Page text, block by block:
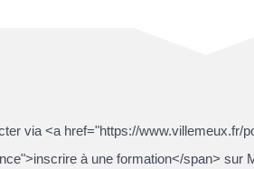
via <a href="https://www.villemeux.fr/
à une formation</span> sur